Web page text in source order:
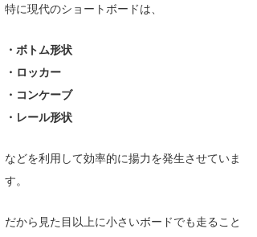
特に現代のショートボードは、
・ボトム形状
・ロッカー
・コンケーブ
・レール形状
などを利用して効率的に揚力を発生させていま
す。
だから見た目以上に小さいボードでも走ること